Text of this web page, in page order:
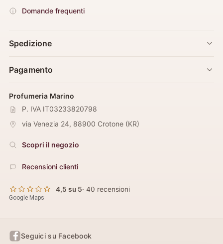
Domande frequenti
Spedizione
Pagamento
Profumeria Marino
P. IVA IT03233820798
via Venezia 24, 88900 Crotone (KR)
Scopri il negozio
Recensioni clienti
4,5 su 5· 40 recensioni
Google Maps
Seguici su Facebook